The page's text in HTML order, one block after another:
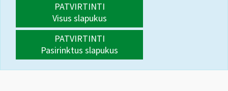
PATVIRTINTI
Visus slapukus
PATVIRTINTI
Pasirinktus slapukus